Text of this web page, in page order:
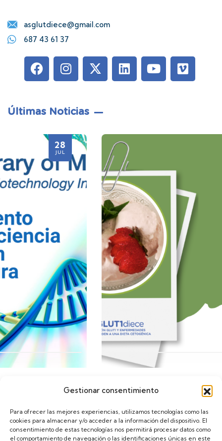
Gestionar consentimiento
Para ofrecer las mejores experiencias, utilizamos tecnologías como las
cookies para almacenar y/o acceder a la información del dispositivo. El
consentimiento de estas tecnologías nos permitirá procesar datos como
el comportamiento de navegación o las identificaciones únicas en este
asglutdiece@gmail.com
687 43 61 37
Últimas Noticias